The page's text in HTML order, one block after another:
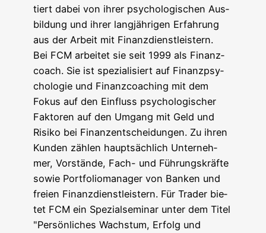
tiert dabei von ihrer psy­cho­lo­gi­schen Aus­
bil­dung und ihrer lang­jäh­ri­gen Erfah­rung
aus der Arbeit mit Finanz­dienst­leis­tern.
Bei FCM arbei­tet sie seit 1999 als Finanz­
coach. Sie ist spe­zia­li­siert auf Finanz­psy­
cho­lo­gie und Finanz­coa­ching mit dem
Fokus auf den Ein­fluss psy­cho­lo­gi­scher
Fak­to­ren auf den Umgang mit Geld und
Risi­ko bei Finanz­ent­schei­dun­gen. Zu ihren
Kun­den zäh­len haupt­säch­lich Unter­neh­
mer, Vor­stän­de, Fach- und Füh­rungs­kräf­te
sowie Port­fo­lio­ma­na­ger von Ban­ken und
frei­en Finanz­dienst­leis­tern. Für Trader bie­
tet FCM ein Spe­zi­al­se­mi­nar unter dem Titel
"Per­sön­li­ches Wachs­tum, Erfolg und